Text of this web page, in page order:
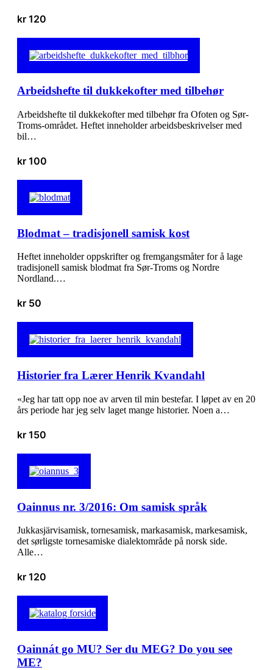
kr 120
Arbeidshefte til dukkekofter med tilbehør
Arbeidshefte til dukkekofter med tilbehør fra Ofoten og Sør-
Troms-området. Heftet inneholder arbeidsbeskrivelser med
bil…
kr 100
Blodmat – tradisjonell samisk kost
Heftet inneholder oppskrifter og fremgangsmåter for å lage
tradisjonell samisk blodmat fra Sør-Troms og Nordre
Nordland.…
kr 50
Historier fra Lærer Henrik Kvandahl
«Jeg har tatt opp noe av arven til min bestefar. I løpet av en 20
års periode har jeg selv laget mange historier. Noen a…
kr 150
Oainnus nr. 3/2016: Om samisk språk
Jukkasjärvisamisk, tornesamisk, markasamisk, markesamisk,
det sørligste tornesamiske dialektområde på norsk side.
Alle…
kr 120
Oainnát go MU? Ser du MEG? Do you see
ME?